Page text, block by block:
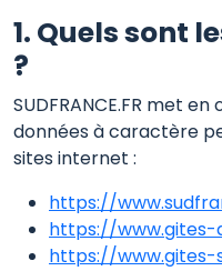
1. Quels sont
?
SUDFRANCE.FR met
données à caractère
sites internet :
https://
https://
https://www.gites-